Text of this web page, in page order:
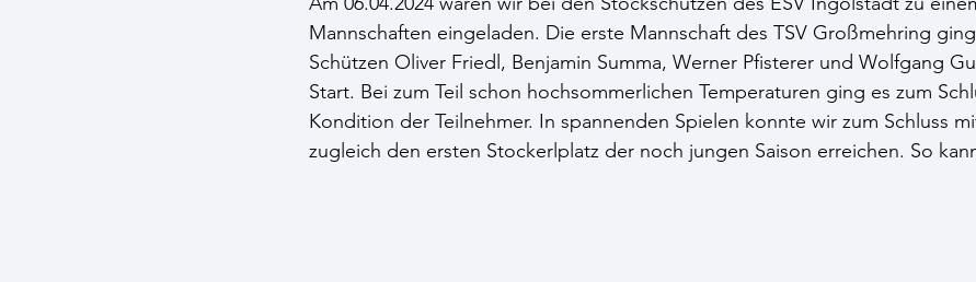
Mannschaften eingeladen. Die erste Mannschaft des TSV Großmehring
Schützen Oliver Friedl, Benjamin Summa, Werner Pfisterer und Wolfgang
Start. Bei zum Teil schon hochsommerlichen Temperaturen ging es zum
Kondition der Teilnehmer. In spannenden Spielen konnte wir zum Schluss
zugleich den ersten Stockerlplatz der noch jungen Saison erreichen. So